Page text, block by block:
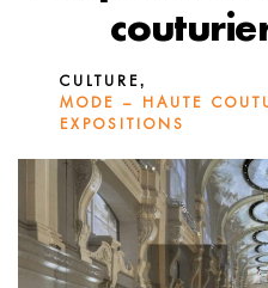
CULTURE,
MODE – HAUTE
EXPOSITIONS